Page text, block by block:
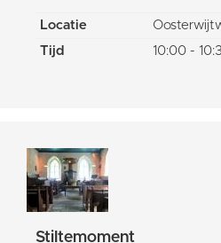
Locatie
Tijd
10:00 -
Stiltemoment